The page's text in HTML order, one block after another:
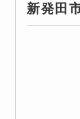
新発田